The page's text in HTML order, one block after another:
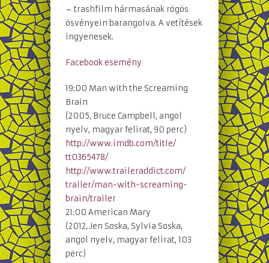
– trashfilm hármasának rögös
ösvényein barangolva. A vetítések
ingyenesek.
Facebook esemény
19:00 Man with the Screaming
Brain
(2005, Bruce Campbell, angol
nyelv, magyar felirat, 90 perc)
http://www.imdb.com/title/
tt0365478/
http://www.traileraddict.com/
trailer/man-with-screaming-
brain/trailer
21:00 American Mary
(2012, Jen Soska, Sylvia Soska,
angol nyelv, magyar felirat, 103
perc)